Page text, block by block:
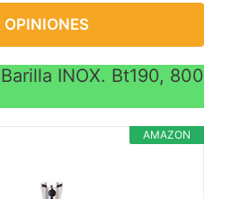
OPINIONES
INOX. Bt190, 800
AMAZON